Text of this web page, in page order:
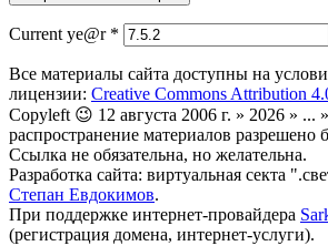
Current ye@r *
Все материалы сайта доступны на
лицензии: Creative Commons Attribution
Copyleft 😉 12 августа 2006 г. » 2026 »
распространение материалов разрешено
Ссылка не обязательна, но желательна.
Разработка сайта: виртуальная секта
Степан Евдокимов.
При поддержке интернет-провайдера
(регистрация домена, интернет-услуги).